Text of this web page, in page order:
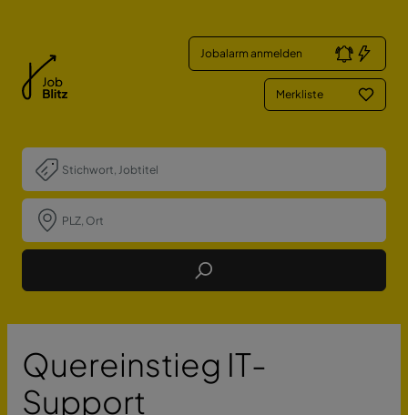
Jobalarm anmelden
Merkliste
Job Finden
Quereinstieg IT-
Support